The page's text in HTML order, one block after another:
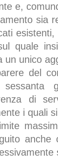
e,
sia
esistenti,
quale
un unico
del
di
i quali